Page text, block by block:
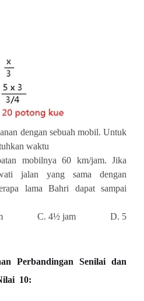
dengan sebuah mobil. Untuk
waktu
mobilnya 60 km/jam. Jika
jalan yang sama dengan
lama Bahri dapat sampai
C. 4½ jam D. 5
Perbandingan Senilai dan
10: